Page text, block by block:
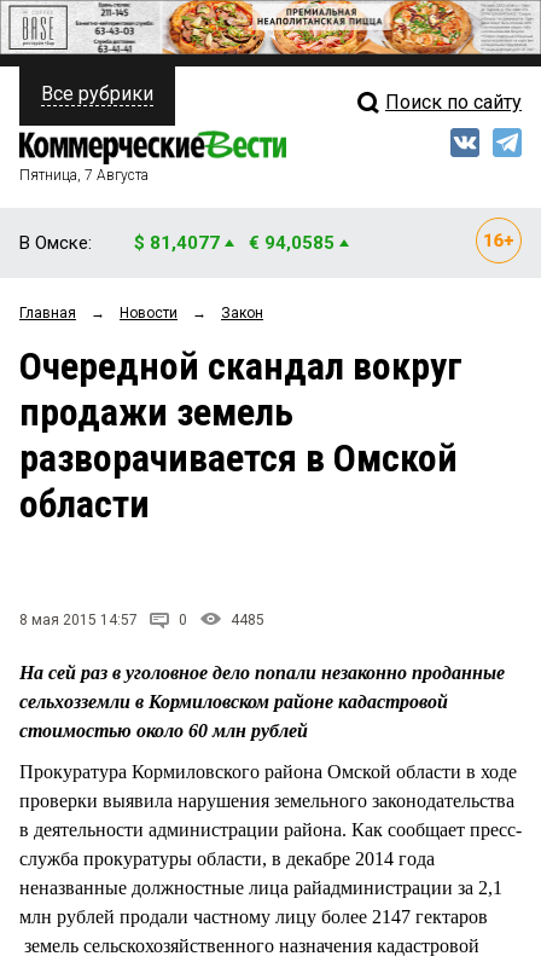
ПОЛИТИКА
ФИНАНСЫ
ОБЩЕСТВО
ЗАКОН
НОВОСТИ КОМПАНИЙ
ПРОИСШЕСТВИЯ
Свежий выпуск
Рейтинги
Архив
Все рубрики Поиск по сайту
Пятница, 7 Августа
В Омске: $ 81,4077 € 94,0585
Главная → Новости → Закон
Очередной скандал вокруг
продажи земель
разворачивается в Омской
области
8 мая 2015 14:57 0 4485
На сей раз в уголовное дело попали незаконно проданные
сельхозземли в Кормиловском районе кадастровой
стоимостью около 60 млн рублей
Прокуратура Кормиловского района Омской области в ходе
проверки выявила нарушения земельного законодательства
в деятельности администрации района. Как сообщает пресс-
служба прокуратуры области, в декабре 2014 года
неназванные должностные лица райадминистрации за 2,1
млн рублей продали частному лицу более 2147 гектаров
земель сельскохозяйственного назначения кадастровой